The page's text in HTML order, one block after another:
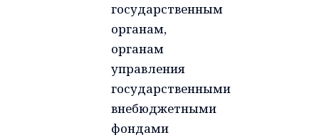
государственным
органам,
органам
управления
государственными
внебюджетными
фондами